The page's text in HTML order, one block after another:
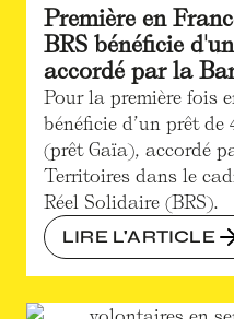
Première en
BRS bénéficie
accordé par la
Pour la première fois
bénéficie d’un prêt
(prêt Gaïa), accordé
Territoires dans le
Réel Solidaire (BRS).
LIRE L'ARTICLE